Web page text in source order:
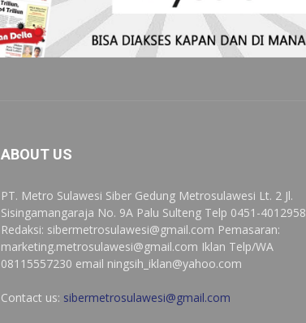
ABOUT US
PT. Metro Sulawesi Siber Gedung Metrosulawesi Lt. 2 Jl.
Sisingamangaraja No. 9A Palu Sulteng Telp 0451-4012958
Redaksi: sibermetrosulawesi@gmail.com Pemasaran:
marketing.metrosulawesi@gmail.com Iklan Telp/WA
08115557230 email ningsih_iklan@yahoo.com
Contact us: sibermetrosulawesi@gmail.com